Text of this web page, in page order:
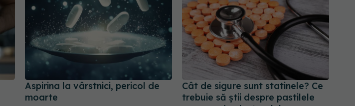
Aspirina la vârstnici, pericol de
moarte
Cât de sigure sunt statinele? Ce
trebuie să știi despre pastilele